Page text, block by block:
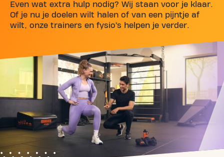
Even wat extra hulp nodig? Wij staan voor je klaar.
Of je nu je doelen wilt halen of van een pijntje af
wilt, onze trainers en fysio’s helpen je verder.